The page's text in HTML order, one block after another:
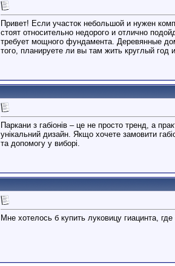
Привет! Если участок небольшой и нужен
стоят относительно недорого и отлично
требует мощного фундамента. Деревянные
того, планируете ли вы там жить круглый год
Паркани з габіонів – це не просто тренд, а
унікальний дизайн. Якщо хочете замовити
та допомогу у виборі.
Мне хотелось б купить луковицу гиацинта,